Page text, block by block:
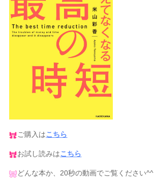
ご購入はこちら
お試し読みはこちら
どんな本か、20秒の動画でご覧ください^^